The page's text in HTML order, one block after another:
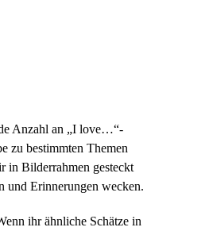
Anzahl an „I love…“-
zu bestimmten Themen
in Bilderrahmen gesteckt
und Erinnerungen wecken.
ihr ähnliche Schätze in